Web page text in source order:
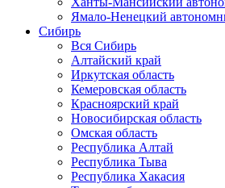
Ямало-Ненецкий
Сибирь
Вся Сибирь
Алтайский край
Иркутская область
Кемеровская область
Красноярский край
Новосибирская область
Омская область
Республика Алтай
Республика Тыва
Республика Хакасия